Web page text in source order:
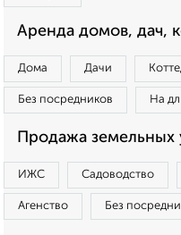
Аренда домов, дач,
Дома Дачи
Без посредников На
Продажа земельных
ИЖС Садоводство
Агенство Без